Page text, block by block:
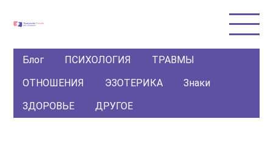
Блог ПСИХОЛОГИЯ
ТРАВМЫ
ОТНОШЕНИЯ
ЭЗОТЕРИКА
Знаки
ЗДОРОВЬЕ
ДРУГОЕ